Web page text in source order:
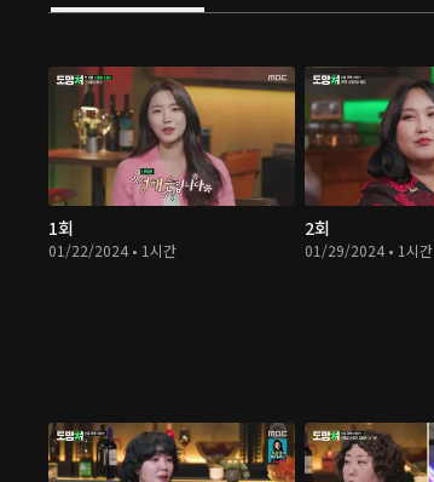
1회
01/22/2024 • 1시간
2회
01/29/2024 • 1시간